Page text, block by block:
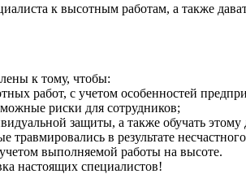
к высотным работам, а также
к тому, чтобы:
работ, с учетом особенностей
риски для сотрудников;
защиты, а также обучать этому
в результате несчастного
выполняемой работы на высоте.
настоящих специалистов!